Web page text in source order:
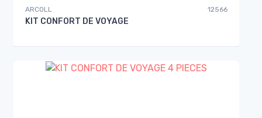
ARCOLL 12566
KIT CONFORT DE VOYAGE